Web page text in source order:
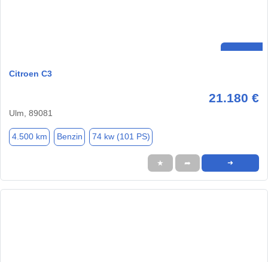
Citroen C3
21.180 €
Ulm, 89081
4.500 km Benzin 74 kw (101 PS)
★ ➦ ➜